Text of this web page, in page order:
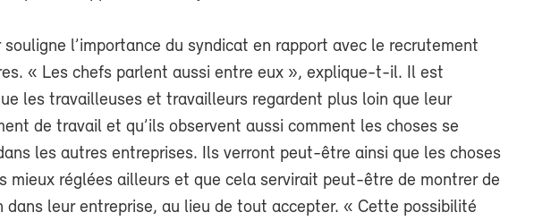
l’importance du syndicat en rapport avec le recrutement
« Les chefs parlent aussi entre eux », explique-t-il. Il est
les travailleuses et travailleurs regardent plus loin que leur
de travail et qu’ils observent aussi comment les choses se
les autres entreprises. Ils verront peut-être ainsi que les choses
mieux réglées ailleurs et que cela servirait peut-être de montrer de
dans leur entreprise, au lieu de tout accepter. « Cette possibilité